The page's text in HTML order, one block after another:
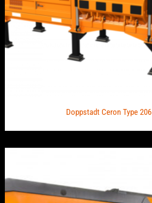
Doppstadt Ceron Type 206